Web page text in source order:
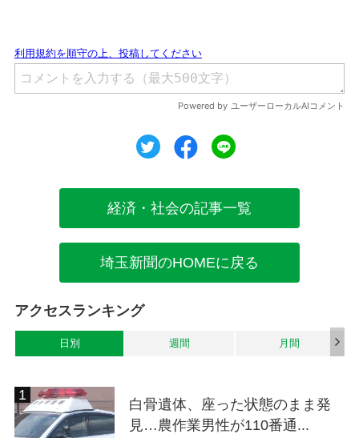
ツイートシェア
経済・社会の記事一覧
埼玉新聞のHOMEに戻る
アクセスランキング
日別 週間 月間
白骨遺体、座った状態のまま発
見…農作業男性が110番通...